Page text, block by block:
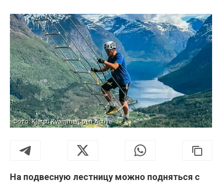
Фото: Kjersti Kvamme/Loen Active
На подвесную лестницу можно подняться с